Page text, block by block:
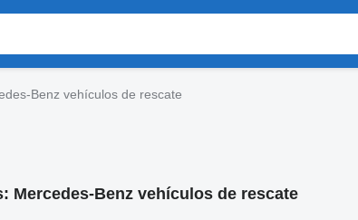
Benz vehículos de rescate
Mercedes-Benz vehículos de rescate